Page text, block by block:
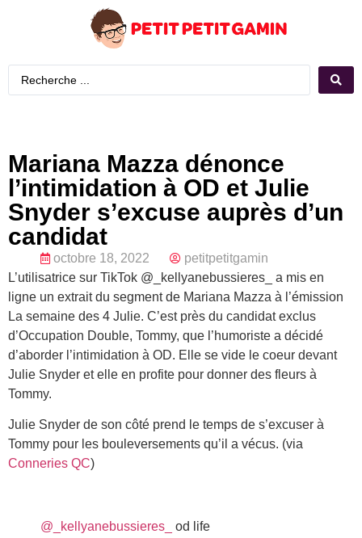
Mariana Mazza dénonce
l’intimidation à OD et Julie
Snyder s’excuse auprès d’un
candidat
octobre 18, 2022
petitpetitgamin
L’utilisatrice sur TikTok @_kellyanebussieres_ a mis en
ligne un extrait du segment de Mariana Mazza à l’émission
La semaine des 4 Julie. C’est près du candidat exclus
d’Occupation Double, Tommy, que l’humoriste a décidé
d’aborder l’intimidation à OD. Elle se vide le coeur devant
Julie Snyder et elle en profite pour donner des fleurs à
Tommy.
Julie Snyder de son côté prend le temps de s’excuser à
Tommy pour les bouleversements qu’il a vécus. (via
Conneries QC)
@_kellyanebussieres_
od life